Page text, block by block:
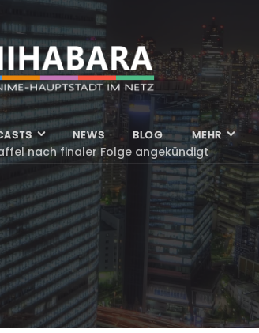
NEWS BLOG MEHR
nach finaler Folge angekündigt